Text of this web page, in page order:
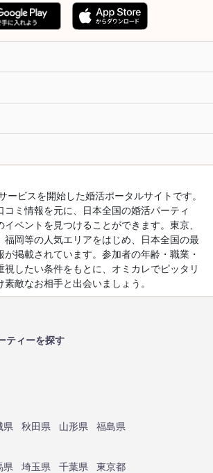
ービスを開始した婚活ポータルサイトです。
コミ情報を元に、日本全国の婚活パーティ
ベントを見つけることができます。東京、
福岡等の人気エリアをはじめ、日本全国の最
が掲載されています。参加者の年齢・職業・
視したい条件をもとに、オミカレでピッタリ
敵なお相手と出会いましょう。
ティーを探す
県 秋田県 山形県
福島県
県 埼玉県 千葉県
東京都